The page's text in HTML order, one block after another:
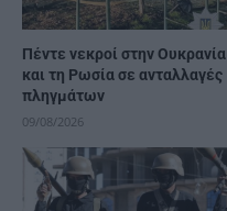
Πέντε νεκροί στην Ουκρανία
και τη Ρωσία σε ανταλλαγές
πληγμάτων
09/08/2026